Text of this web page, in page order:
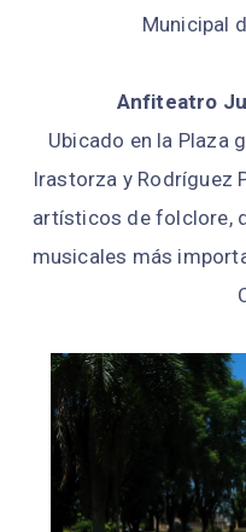
Municipal
Anfiteatro
Ubicado en la Plaza
Irastorza y Rodríguez
artísticos de folclore,
musicales más